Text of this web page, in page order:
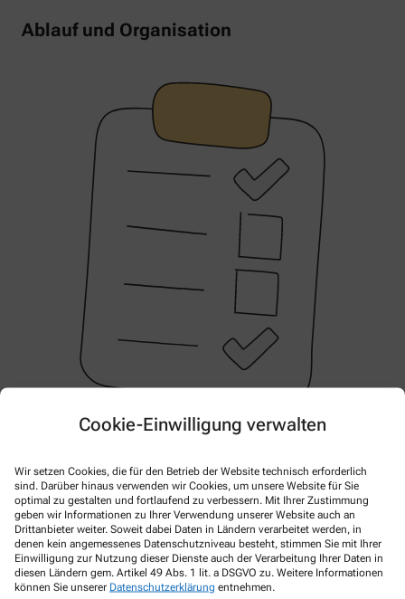
Cookie-Einwilligung verwalten
Wir setzen Cookies, die für den Betrieb der Website technisch erforderlich
sind. Darüber hinaus verwenden wir Cookies, um unsere Website für Sie
optimal zu gestalten und fortlaufend zu verbessern. Mit Ihrer Zustimmung
geben wir Informationen zu Ihrer Verwendung unserer Website auch an
Drittanbieter weiter. Soweit dabei Daten in Ländern verarbeitet werden, in
denen kein angemessenes Datenschutzniveau besteht, stimmen Sie mit Ihrer
Einwilligung zur Nutzung dieser Dienste auch der Verarbeitung Ihrer Daten in
diesen Ländern gem. Artikel 49 Abs. 1 lit. a DSGVO zu. Weitere Informationen
können Sie unserer Datenschutzerklärung entnehmen.
Ablauf und Organisation
per E-Mail, per App (medi now) oder direkt vor Ortin
der Apotheke. Wir prüfen Ihre Bestellung sofort und
informieren Sie, wann die Lieferung bei Ihnen eintrifft –
oft noch am selben Tag.
Unser Botendienst bringt Ihre Bestellung zuverlässig
und diskret zu Ihnen nach Hause – natürlich unter